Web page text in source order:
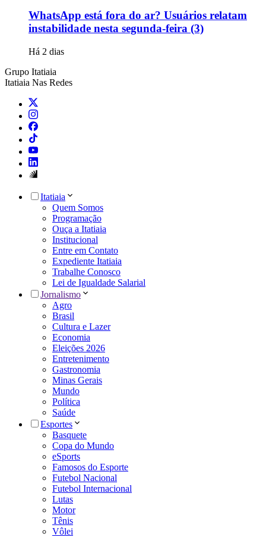
WhatsApp está fora do ar? Usuários relatam
instabilidade nesta segunda-feira (3)
Há 2 dias
Grupo Itatiaia
Itatiaia Nas Redes
Itatiaia
Quem Somos
Programação
Ouça a Itatiaia
Institucional
Entre em Contato
Expediente Itatiaia
Trabalhe Conosco
Lei de Igualdade Salarial
Jornalismo
Agro
Brasil
Cultura e Lazer
Economia
Eleições 2026
Entretenimento
Gastronomia
Minas Gerais
Mundo
Política
Saúde
Esportes
Basquete
Copa do Mundo
eSports
Famosos do Esporte
Futebol Nacional
Futebol Internacional
Lutas
Motor
Tênis
Vôlei